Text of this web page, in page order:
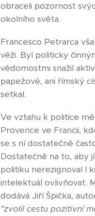
obraceli pozornost
okolního světa.
Francesco Petrarca
věži. Byl politicky
vědomostmi snažil
papežové, ani římský
setkal.
Ve vztahu k politice
Provence ve Francii,
se s ní dostatečně
Dostatečně na to, aby
politiku nerezignoval I
intelektuál ovlivňovat.
dodává Jiří Špička,
"zvolil cestu pozitivní